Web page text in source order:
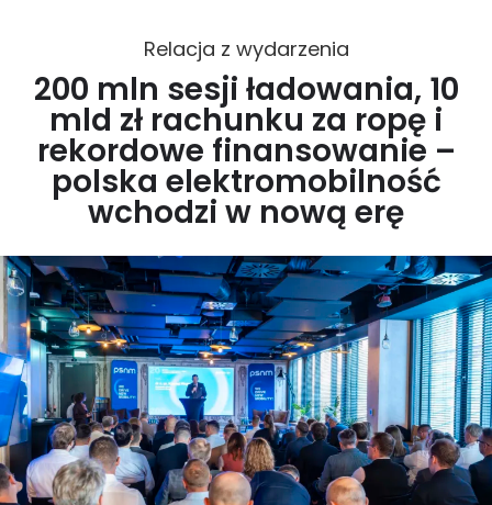
Relacja z wydarzenia
200 mln sesji ładowania, 10
mld zł rachunku za ropę i
rekordowe finansowanie –
polska elektromobilność
wchodzi w nową erę